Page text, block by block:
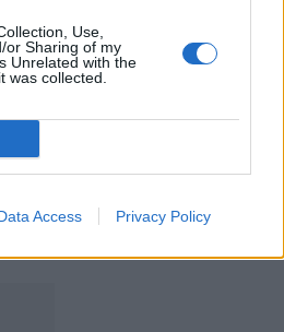
Use,
or Sharing of my
Unrelated with the
was collected.
Access Privacy Policy
Poiares aproxima